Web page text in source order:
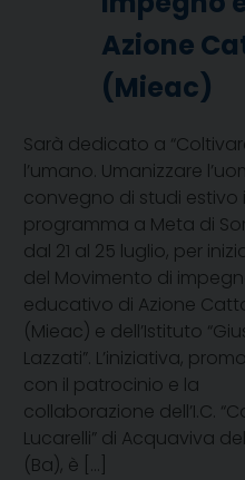
Azione
(Mieac)
Sarà dedicato a
l’umano. Umanizzare
convegno di studi estivo
programma a Meta di
dal 21 al 25 luglio, per
del Movimento di
educativo di Azione
(Mieac) e dell’Istituto
Lazzati”. L’iniziativa,
con il patrocinio e la
collaborazione dell’I.C.
Lucarelli” di Acquaviva
(Ba), è […]